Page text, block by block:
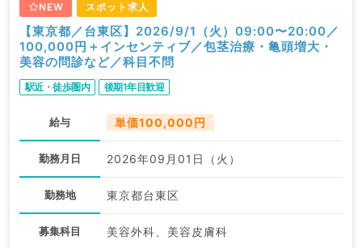
NEW スポット求人
【東京都／台東区】2026/9/1（火）09:00〜20:00／
100,000円＋インセンティブ／包茎治療・亀頭増大・
美容の問診など／科目不問
駅近・徒歩圏内 後期1年目歓迎
給与 単価100,000円
勤務月日 2026年09月01日（火）
勤務地 東京都台東区
募集科目 美容外科、美容皮膚科